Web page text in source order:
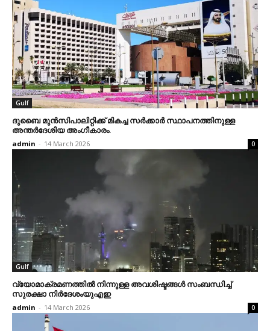
Gulf
ദുബൈ മുന്‍സിപാലിറ്റിക്ക് മികച്ച സര്‍ക്കാര്‍ സ്ഥാപനത്തിനുള്ള
അന്തര്‍ദേശിയ അംഗീകാരം.
admin - 14 March 2026 0
Gulf
വ്യോമാക്രമണത്തില്‍ നിന്നുള്ള അവശിഷ്ടങ്ങള്‍ സംബന്ധിച്ച്
സുരക്ഷാ നിര്‍ദേശംയുഎഇ
admin - 14 March 2026 0